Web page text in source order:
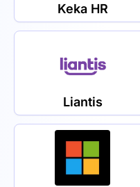
Keka HR
Liantis